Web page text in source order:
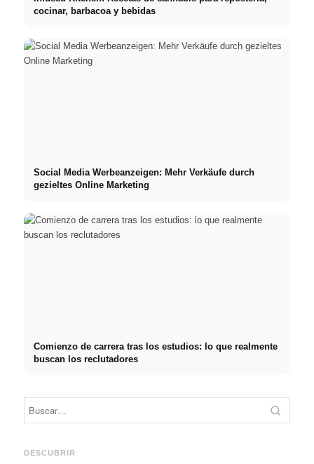
cocinar, barbacoa y bebidas
Social Media Werbeanzeigen: Mehr Verkäufe durch
gezieltes Online Marketing
Comienzo de carrera tras los estudios: lo que realmente
buscan los reclutadores
DESCUBRIR
Práctica profesional en
y el camino directo hacia la
Financiar los estudios en